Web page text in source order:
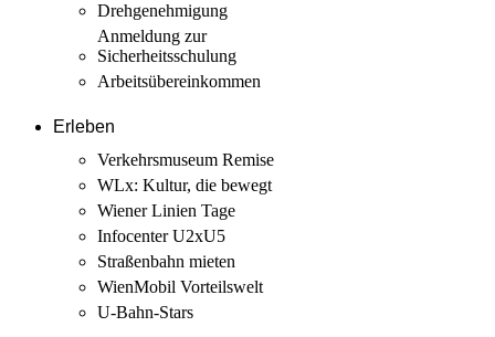
Drehgenehmigung
Anmeldung zur
Sicherheits­schulung
Arbeits­übereinkommen
Erleben
Verkehrsmuseum Remise
WLx: Kultur, die bewegt
Wiener Linien Tage
Infocenter U2xU5
Straßenbahn mieten
WienMobil Vorteilswelt
U-Bahn-Stars